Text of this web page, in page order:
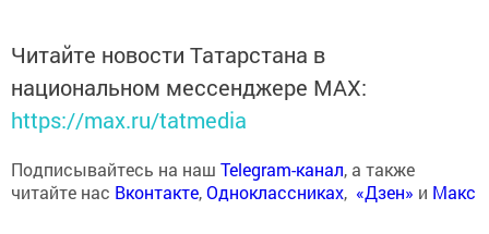
Читайте новости Татарстана в
национальном мессенджере MАХ:
https://max.ru/tatmedia
Подписывайтесь на наш Telegram-канал, а также
читайте нас Вконтакте,Одноклассниках, «Дзен» и Макс